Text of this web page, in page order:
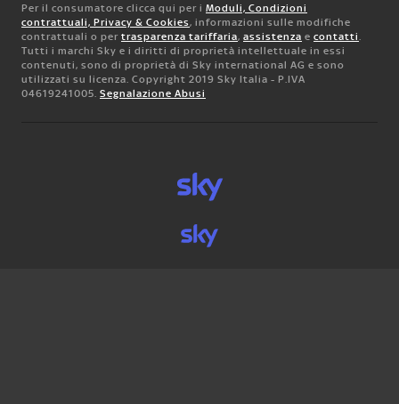
Per il consumatore clicca qui per i Moduli, Condizioni
contrattuali, Privacy & Cookies, informazioni sulle modifiche
contrattuali o per trasparenza tariffaria, assistenza e contatti.
Tutti i marchi Sky e i diritti di proprietà intellettuale in essi
contenuti, sono di proprietà di Sky international AG e sono
utilizzati su licenza. Copyright 2019 Sky Italia - P.IVA
04619241005. Segnalazione Abusi